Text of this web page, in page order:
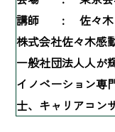
講師 :
佐々
株式会社佐々木
一般社団法人人
イノベーション
士、キャリアコン